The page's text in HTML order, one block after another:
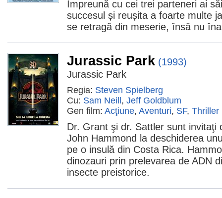
Împreună cu cei trei parteneri ai
succesul și reușita a foarte multe
se retragă din meserie, însă nu
Jurassic Park (1993)
Jurassic Park
Regia: Steven Spielberg
Cu: Sam Neill , Jeff Goldblum
Gen film: Acţiune, Aventuri, SF, Thriller
Dr. Grant şi dr. Sattler sunt invitaţi
John Hammond la deschiderea
pe o insulă din Costa Rica.
dinozauri prin prelevarea de ADN
insecte preistorice.